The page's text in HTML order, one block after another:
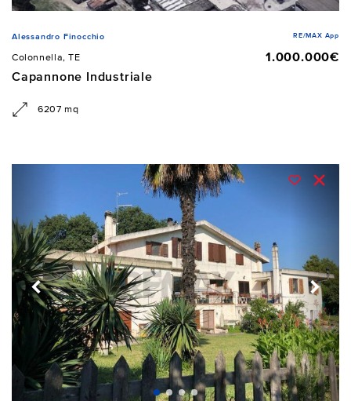
Alessandro Finocchio RE/MAX App
Colonnella, TE
1.000.000€
Capannone Industriale
6207 mq